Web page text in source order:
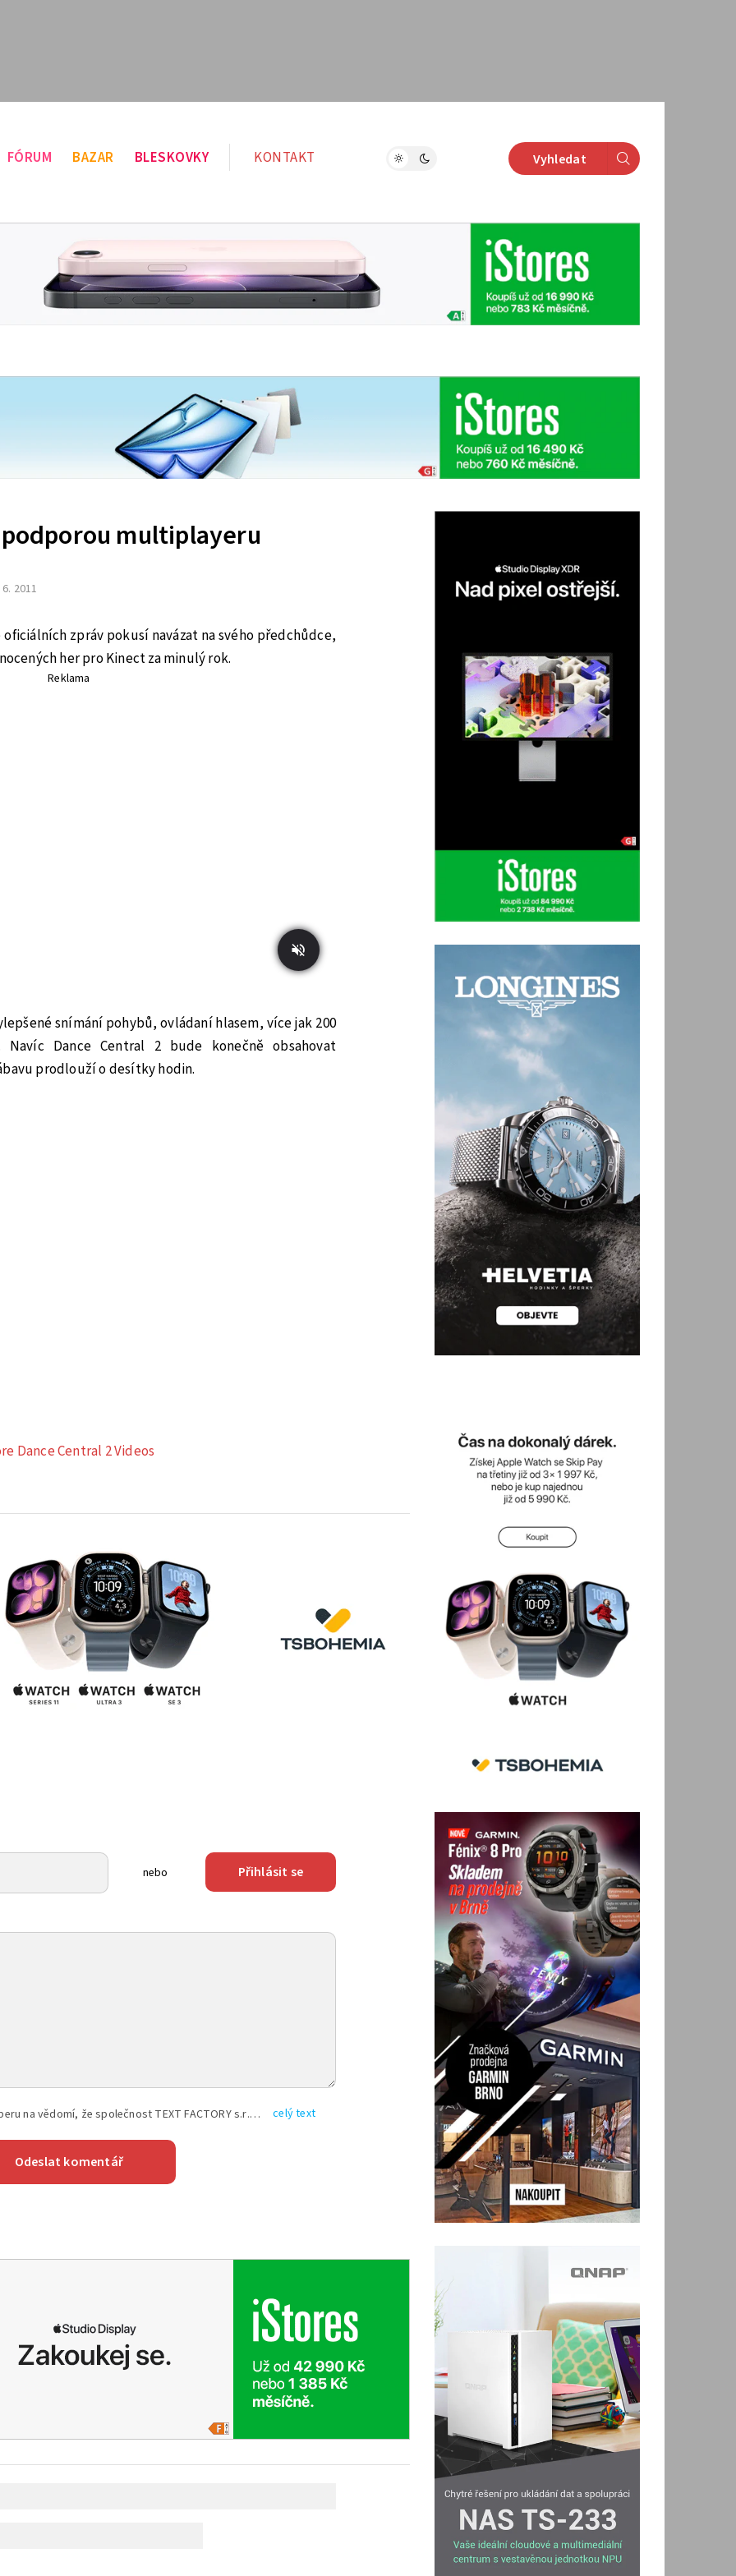
FÓRUM BAZAR BLESKOVKY KONTAKT Vyhledat
multiplayeru
2011
zpráv pokusí navázat na svého předchůdce,
her pro Kinect za minulý rok.
Reklama
snímání pohybů, ovládaní hlasem, více jak 200
Dance Central 2 bude konečně obsahovat
prodlouží o desítky hodin.
Dance Central 2 Videos
nebo Přihlásit se
Vyplněním shora uvedených údajů beru na vědomí, že společnost TEXT FACTORY s.r.o., sídlem Brno, Durďákova 336/29, Černá Pole, PSČ: 613 00, IČ: 06157831, zapsané u Krajského soudu v Brně, oddíl C, vložka 100399, bude zpracovávat mé osobní údaje uvedené v rámci mnou vyplněného registračního formuláře na základě oprávněných zájmů TEXT FACTORY s.r.o. dle čl. 6 odst. 1 písm. f) GDPR a pro splnění právních povinností (čl. 6 odst. 1 písm. c) GDPR), a to pro tyto účely: nezbytnost zajistit oprávnění návštěvníka webových stránek provozovaných společností TEXT FACTORY s.r.o. přispívat aktivně ke zveřejněným článkům nebo v rámci diskusních fór a výkon práv TEXT FACTORY s.r.o. jako administrátora těchto diskusních fór. Více informací o zpracování osobních údajů a právech lze nalézt v celý text